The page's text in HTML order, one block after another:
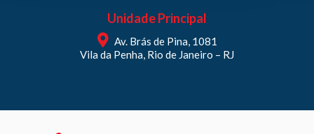
Unidade Principal
Av. Brás de Pina, 1081
Vila da Penha, Rio de Janeiro – RJ